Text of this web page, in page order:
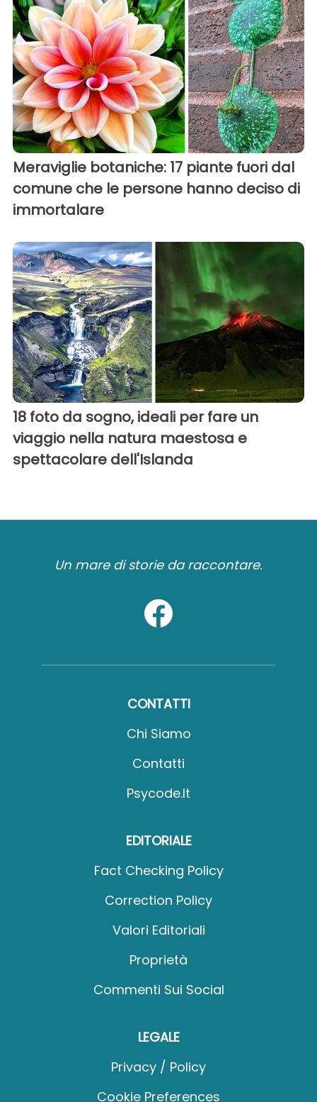
Meraviglie botaniche: 17 piante fuori dal
comune che le persone hanno deciso di
immortalare
18 foto da sogno, ideali per fare un
viaggio nella natura maestosa e
spettacolare dell'Islanda
Un mare di storie da raccontare.
CONTATTI
Chi Siamo
Contatti
Psycode.it
EDITORIALE
Fact Checking Policy
Correction Policy
Valori Editoriali
Proprietà
Commenti Sui Social
LEGALE
Privacy / Policy
Cookie Preferences